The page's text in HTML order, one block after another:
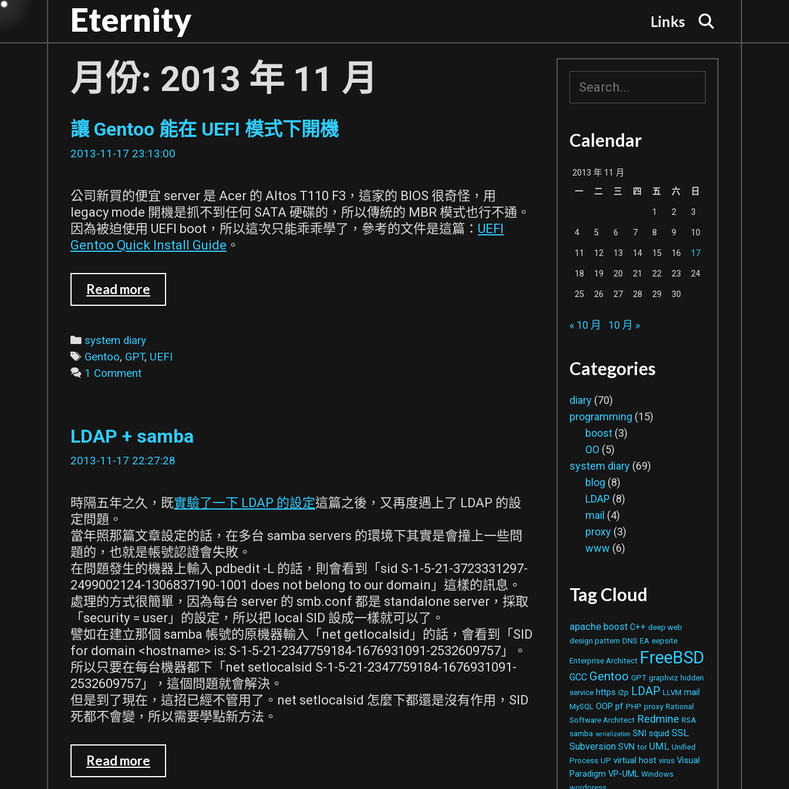
Skip
content
Eternity Links
月份: 2013 年 11 月
讓 Gentoo 能在 UEFI 模式下開機
2013-11-17 23:13:00
公司新買的便宜 server 是 Acer 的 Altos T110 F3，這家的 BIOS 很奇怪，用
legacy mode 開機是抓不到任何 SATA 硬碟的，所以傳統的 MBR 模式也行不通。
因為被迫使用 UEFI boot，所以這次只能乖乖學了，參考的文件是這篇： UEFI
Gentoo Quick Install Guide 。
Read more
Gentoo
UEFI
機
Categories
system diary
Tags
Gentoo, GPT, UEFI
1 Comment
LDAP + samba
2013-11-17 22:27:28
時隔五年之久，既實驗了一下 LDAP 的設定這篇之後，又再度遇上了 LDAP 的設
定問題。
當年照那篇文章設定的話，在多台 samba servers 的環境下其實是會撞上一些問
題的，也就是帳號認證會失敗。
在問題發生的機器上輸入 pdbedit -L 的話，則會看到「sid S-1-5-21-3723331297-
2499002124-1306837190-1001 does not belong to our domain」這樣的訊息。
處理的方式很簡單，因為每台 server 的 smb.conf 都是 standalone server，採取
「security = user」的設定，所以把 local SID 設成一樣就可以了。
譬如在建立那個 samba 帳號的原機器輸入「net getlocalsid」的話，會看到「SID
for domain <hostname> is: S-1-5-21-2347759184-1676931091-2532609757」。
所以只要在每台機器都下「net setlocalsid S-1-5-21-2347759184-1676931091-
2532609757」，這個問題就會解決。
但是到了現在，這招已經不管用了。net setlocalsid 怎麼下都還是沒有作用，SID
死都不會變，所以需要學點新方法。
Read more
+
Calendar
2013 年 11 月
一
二 三 四 五 六 日
1 2 3
4 5 6 7 8 9 10
11 12 13 14 15 16 17
18 19 20 21 22 23 24
25 26 27 28 29 30
« 10 月 10 月 »
Categories
diary (70)
programming (15)
boost (3)
OO (5)
system diary (69)
blog (8)
LDAP (8)
mail (4)
proxy (3)
www (6)
Tag Cloud
apache boost C++ deep web
design pattern DNS EA eepsite
Enterprise Architect FreeBSD
GCC Gentoo GPT graphviz hidden
service https i2p LDAP LLVM mail
MySQL OOP pf PHP proxy Rational
Software Architect Redmine RSA
samba serialization SNI squid SSL
Subversion SVN tor UML Unified
Process UP virtual host virus Visual
Paradigm VP-UML Windows